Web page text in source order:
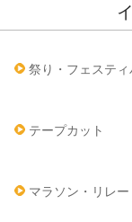
祭り・フェスティ
テープカット
マラソン・リレー